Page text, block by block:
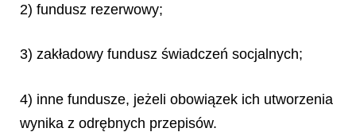
2) fundusz rezerwowy;
3) zakładowy fundusz świadczeń socjalnych;
4) inne fundusze, jeżeli obowiązek ich utworzenia
wynika z odrębnych przepisów.